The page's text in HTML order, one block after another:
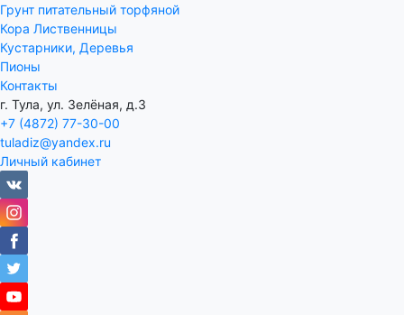
Грунт питательный торфяной
Кора Лиственницы
Кустарники, Деревья
Пионы
Контакты
г. Тула, ул. Зелёная, д.3
+7 (4872) 77-30-00
tuladiz@yandex.ru
Личный кабинет